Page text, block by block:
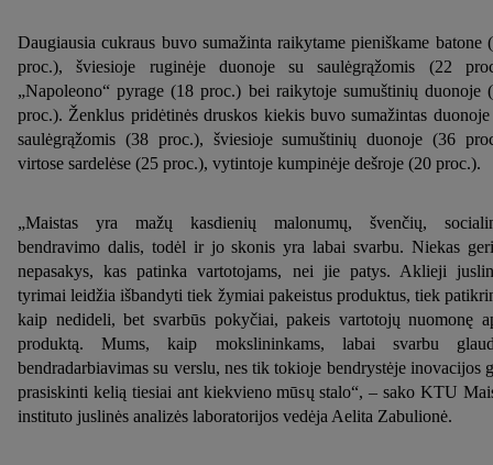
Daugiausia cukraus buvo sumažinta raikytame pieniškame batone
proc.), šviesioje ruginėje duonoje su saulėgrąžomis (22
„Napoleono“ pyrage (18 proc.) bei raikytoje sumuštinių duonoje
proc.). Ženklus pridėtinės druskos kiekis buvo sumažintas duonoje
saulėgrąžomis (38 proc.), šviesioje sumuštinių duonoje (36
virtose sardelėse (25 proc.), vytintoje kumpinėje dešroje (20 proc.).
„Maistas yra mažų kasdienių malonumų, švenčių,
bendravimo dalis, todėl ir jo skonis yra labai svarbu. Niekas
nepasakys, kas patinka vartotojams, nei jie patys. Aklieji
tyrimai leidžia išbandyti tiek žymiai pakeistus produktus, tiek
kaip nedideli, bet svarbūs pokyčiai, pakeis vartotojų nuomonę
produktą. Mums, kaip mokslininkams, labai svarbu
bendradarbiavimas su verslu, nes tik tokioje bendrystėje inovacijos
prasiskinti kelią tiesiai ant kiekvieno mūsų stalo“, – sako KTU
instituto juslinės analizės laboratorijos vedėja Aelita Zabulionė.